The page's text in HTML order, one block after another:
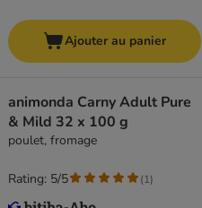
Ajouter au panier
animonda Carny Adult Pure
& Mild 32 x 100 g
poulet, fromage
Rating: 5/5 (1)